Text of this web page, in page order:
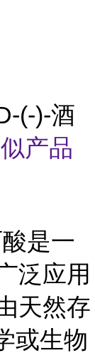
(-)-酒
产品
是一
泛应用
天然存
或生物